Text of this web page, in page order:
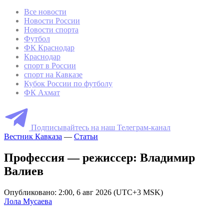
Все новости
Новости России
Новости спорта
Футбол
ФК Краснодар
Краснодар
спорт в России
спорт на Кавказе
Кубок России по футболу
ФК Ахмат
Подписывайтесь на наш Телеграм-канал
Вестник Кавказа — Статьи
Профессия — режиссер: Владимир
Валиев
Опубликовано: 2:00, 6 авг 2026 (UTC+3 MSK)
Лола Мусаева